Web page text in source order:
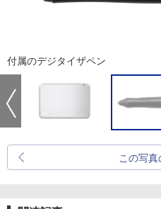
付属のデジタイザペン
この写